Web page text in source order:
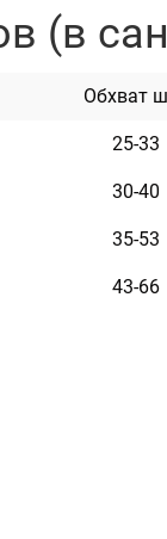
с
и не боится
(в
Обхват
25-33
30-40
35-53
43-66